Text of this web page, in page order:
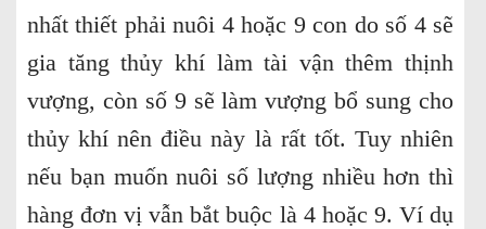
nhất thiết phải nuôi 4 hoặc 9 con do số 4 sẽ
gia tăng thủy khí làm tài vận thêm thịnh
vượng, còn số 9 sẽ làm vượng bổ sung cho
thủy khí nên điều này là rất tốt. Tuy nhiên
nếu bạn muốn nuôi số lượng nhiều hơn thì
hàng đơn vị vẫn bắt buộc là 4 hoặc 9. Ví dụ